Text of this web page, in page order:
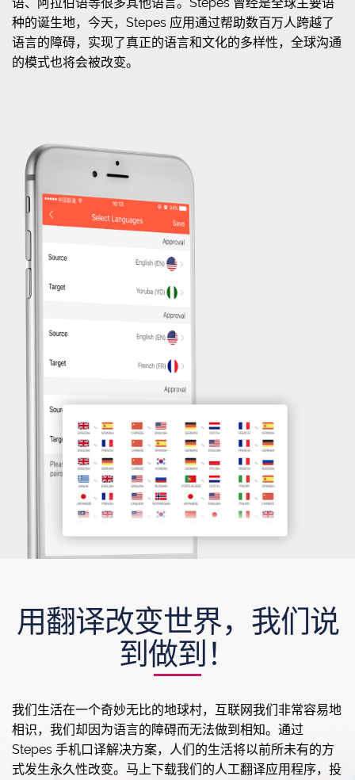
种的诞生地，今天，Stepes 应用通过帮助数百万人跨越了
语言的障碍，实现了真正的语言和文化的多样性，全球沟通
的模式也将会被改变。
用翻译改变世界，我们说
到做到！
我们生活在一个奇妙无比的地球村，互联网我们非常容易地
相识，我们却因为语言的障碍而无法做到相知。通过
Stepes 手机口译解决方案，人们的生活将以前所未有的方
式发生永久性改变。马上下载我们的人工翻译应用程序，投